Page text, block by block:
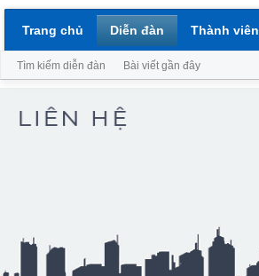
Trang chủ Diễn đàn
Tìm kiếm diễn đàn Bài viết gần đây
Thành viên